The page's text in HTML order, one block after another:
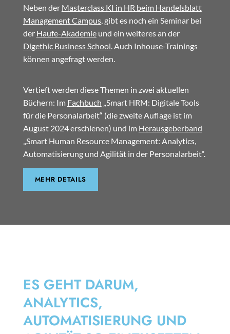
Neben der Masterclass KI in HR beim Handelsblatt
Management Campus, gibt es noch ein Seminar bei
der Haufe-Akademieund ein weiteres an der
Digethic Business School . Auch Inhouse-Trainings
können angefragt werden.
Vertieft werden diese Themen in zwei aktuellen
Büchern: Im Fachbuch „Smart HRM: Digitale Tools
für die Personalarbeit“ (die zweite Auflage ist im
August 2024 erschienen) und im Herausgeberband
„Smart Human Resource Management: Analytics,
Automatisierung und Agilität in der Personalarbeit“.
MEHR DETAILS
ES GEHT DARUM,
ANALYTICS,
AUTOMATISIERUNG UND